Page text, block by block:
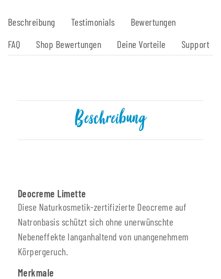
Beschreibung Testimonials
Bewertungen
FAQ
Shop Bewertungen Deine Vorteile Support
Beschreibung
Deocreme Limette
Diese Naturkosmetik-zertifizierte Deocreme auf
Natronbasis schützt sich ohne unerwünschte
Nebeneffekte langanhaltend von unangenehmem
Körpergeruch.
Merkmale